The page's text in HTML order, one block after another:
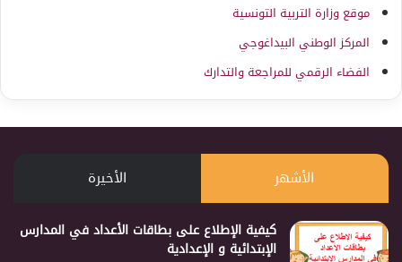
موقع وزارة التربية التونسية
المركز الوطني البيداغوجي
الفضاء الرقمي للمراجعة والتدارك
الأشهر الأخيرة
كيفية الإطلاع على بطاقات الأعداد في المدارس
الإبتدائية و الإعدادية